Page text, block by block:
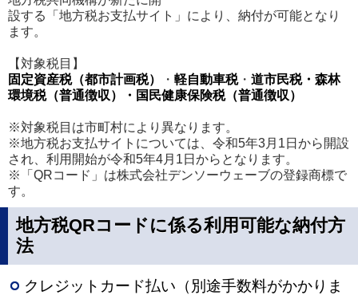
設する「地方税お支払サイト」により、納付が可能となり
ます。
【対象税目】
固定資産税（都市計画税）
・ 軽自動車税・ 道市民税・森林
環境税（普通徴収）
・国民健康保険税（普通徴収）
※対象税目は市町村により異なります。
※地方税お支払サイトについては、令和5年3月1日から開設
され、利用開始が令和5年4月1日からとなります。
※「QRコード」は株式会社デンソーウェーブの登録商標で
す。
地方税QRコードに係る利用可能な納付方
法
クレジットカード払い（別途手数料がかかりま